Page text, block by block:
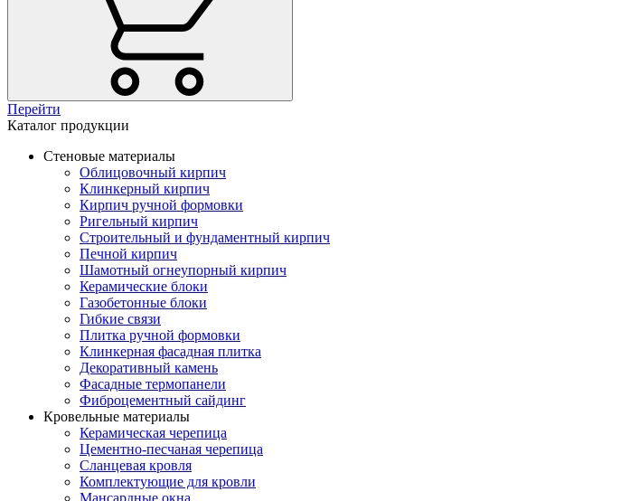
Перейти
Каталог продукции
Стеновые материалы
Облицовочный кирпич
Клинкерный кирпич
Кирпич ручной формовки
Ригельный кирпич
Строительный и фундаментный кирпич
Печной кирпич
Шамотный огнеупорный кирпич
Керамические блоки
Газобетонные блоки
Гибкие связи
Плитка ручной формовки
Клинкерная фасадная плитка
Декоративный камень
Фасадные термопанели
Фиброцементный сайдинг
Кровельные материалы
Керамическая черепица
Цементно-песчаная черепица
Сланцевая кровля
Комплектующие для кровли
Мансардные окна